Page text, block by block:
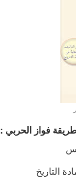
فواز الحربي :
التاريخ